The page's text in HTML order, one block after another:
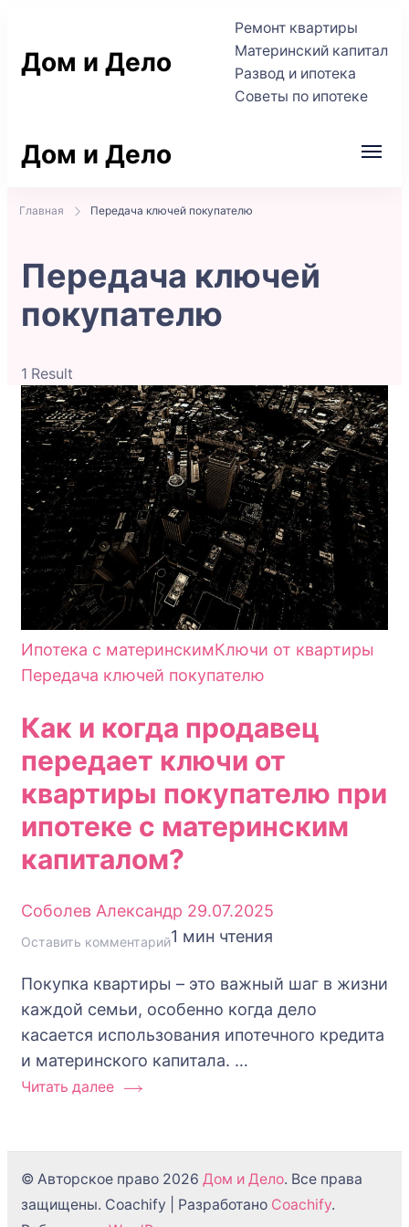
Дом и Дело
Практичные советы по жилью и сделкам
Ремонт квартиры
Материнский капитал
Развод и ипотека
Советы по ипотеке
Дом и Дело
Главная Передача ключей покупателю
Передача ключей
покупателю
1 Result
Ипотека с материнскимКлючи от квартиры
Передача ключей покупателю
Как и когда продавец
передает ключи от
квартиры покупателю при
ипотеке с материнским
капиталом?
Соболев Александр 29.07.2025
Оставить комментарийк
когда
продавец
передает
покупателю
при
1 мин чтения
Покупка квартиры – это важный шаг в жизни
каждой семьи, особенно когда дело
касается использования ипотечного кредита
и материнского капитала. …
Читать далее
© Авторское право 2026 Дом и Дело. Все права
защищены. Coachify | Разработано Coachify.